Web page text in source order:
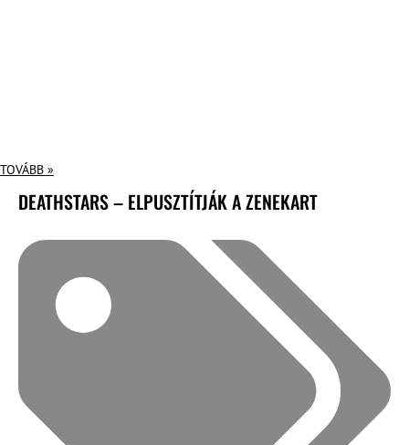
TOVÁBB »
DEATHSTARS – ELPUSZTÍTJÁK A ZENEKART